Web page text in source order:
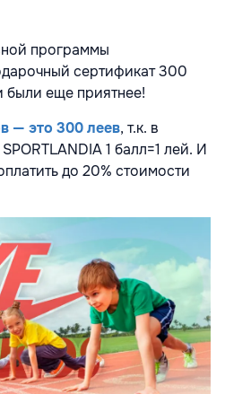
программы
сертификат 300
были еще приятнее!
— это 300 леев, т.к. в
1 балл=1 лей. И
до 20% стоимости